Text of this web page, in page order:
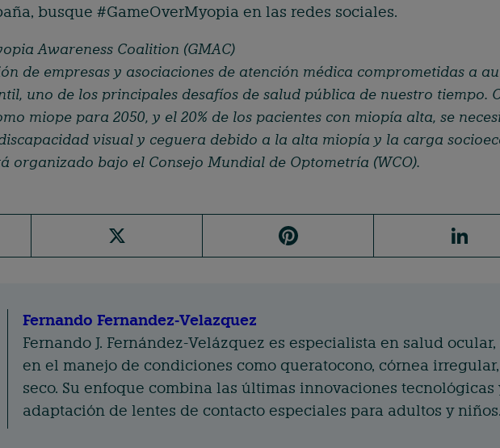
busque #GameOverMyopia en las redes sociales.
Awareness Coalition (GMAC)
de empresas y asociaciones de atención médica comprometidas a
uno de los principales desafíos de salud pública de nuestro tiempo.
miope para 2050, y el 20% de los pacientes con miopía alta, se
visual y ceguera debido a la alta miopía y la carga
organizado bajo el Consejo Mundial de Optometría (WCO).
X
Pi
n
st
Li
n
d
I
n
Fernando Fernandez-Velazquez
Fernando J. Fernández-Velázquez es especialista en salud
en el manejo de condiciones como queratocono, córnea
seco. Su enfoque combina las últimas innovaciones
adaptación de lentes de contacto especiales para adultos y niños.